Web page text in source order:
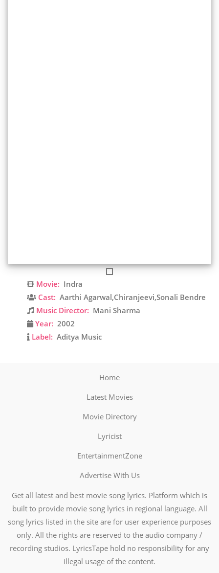
Movie: Indra
Cast: Aarthi Agarwal,Chiranjeevi,Sonali Bendre
Music Director: Mani Sharma
Year: 2002
Label: Aditya Music
Home
Latest Movies
Movie Directory
Lyricist
EntertainmentZone
Advertise With Us
Get all latest and best movie song lyrics. Platform which is
built to provide movie song lyrics in regional language. All
song lyrics listed in the site are for user experience purposes
only. All the rights are reserved to the audio company /
recording studios. LyricsTape hold no responsibility for any
illegal usage of the content.